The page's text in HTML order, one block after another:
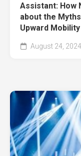
Assistant: How
about the
Upward Mobility
August 24, 2024